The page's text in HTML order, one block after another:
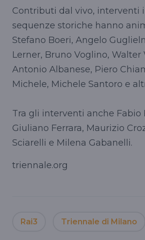
Contributi dal vivo, interventi
sequenze storiche hanno
Stefano Boeri, Angelo
Lerner, Bruno Voglino, Walter
Antonio Albanese, Piero
Michele, Michele Santoro e
Tra gli interventi anche Fabio
Giuliano Ferrara, Maurizio
Sciarelli e Milena Gabanelli.
triennale.org
Rai3 Triennale di Milano